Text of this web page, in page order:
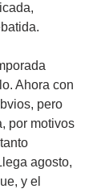
Ahora con
pero
por motivos
agosto,
y el